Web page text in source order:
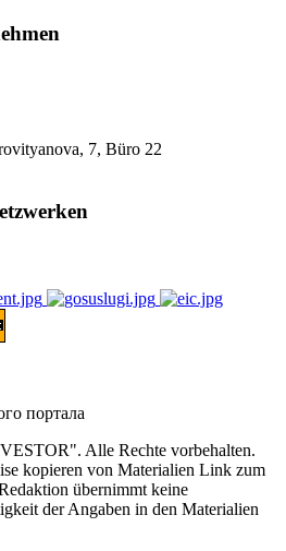
7, Büro 22
портала
Alle Rechte vorbehalten.
kopieren von Materialien Link zum
übernimmt keine
der Angaben in den Materialien